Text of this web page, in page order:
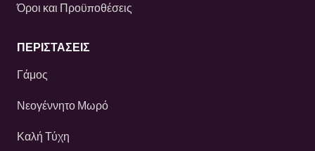
Όροι και Προϋποθέσεις
ΠΕΡΙΣΤΆΣΕΙΣ
Γάμος
Νεογέννητο Μωρό
Καλή Τύχη